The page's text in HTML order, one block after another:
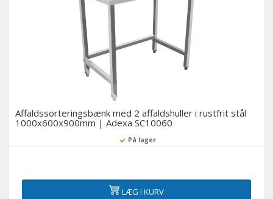
Affaldssorteringsbænk med 2 affaldshuller i rustfrit stål
1000x600x900mm | Adexa SC10060
På lager
LÆG I KURV